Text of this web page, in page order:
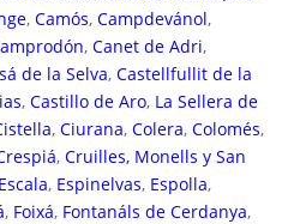
, Camós, Campdevánol,
, Canet de Adri,
de la Selva, Castellfullit de la
, Castillo de Aro, La Sellera de
, Ciurana, Colera, Colomés,
, Cruilles, Monells y San
, Espinelvas, Espolla,
, Foixá, Fontanáls de Cerdanya,